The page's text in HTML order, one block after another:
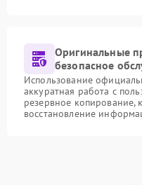
Оригинальные
безопасное
Использование
аккуратная работа с
резервное копирование,
восстановление